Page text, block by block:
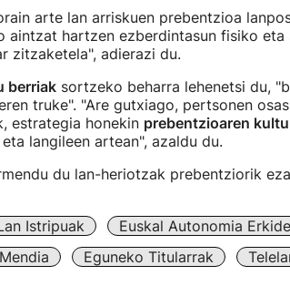
arte lan arriskuen prebentzioa
aintzat hartzen ezberdintasun fisiko eta
zitzaketela", adierazi du.
berriaksortzeko beharra lehenetsi du,
truke". "Are gutxiago, pertsonen
estrategia honekin prebentzioaren
langileen artean", azaldu du.
du lan-heriotzak prebentziorik
Istripuak Euskal Autonomia
Eguneko Titularrak